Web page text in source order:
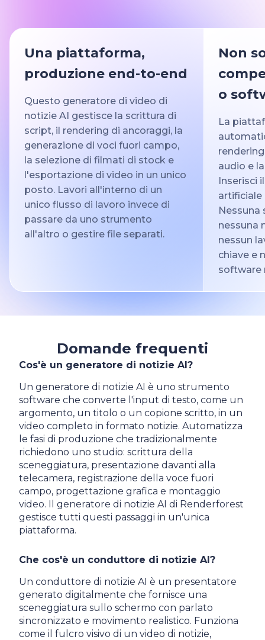
Una piattaforma,
produzione end-to-end
Questo generatore di video di
notizie AI gestisce la scrittura di
script, il rendering di ancoraggi, la
generazione di voci fuori campo,
la selezione di filmati di stock e
l'esportazione di video in un unico
posto. Lavori all'interno di un
unico flusso di lavoro invece di
passare da uno strumento
all'altro o gestire file separati.
Non
o
La
audio e
Inserisci
artificiale
Nessuna
nessuna
nessun
chiave e
software
Domande frequenti
Cos'è un generatore di notizie AI?
Un generatore di notizie AI è uno strumento
software che converte l'input di testo, come un
argomento, un titolo o un copione scritto, in un
video completo in formato notizie. Automatizza
le fasi di produzione che tradizionalmente
richiedono uno studio: scrittura della
sceneggiatura, presentazione davanti alla
telecamera, registrazione della voce fuori
campo, progettazione grafica e montaggio
video. Il generatore di notizie AI di Renderforest
gestisce tutti questi passaggi in un'unica
piattaforma.
Che cos'è un conduttore di notizie AI?
Un conduttore di notizie AI è un presentatore
generato digitalmente che fornisce una
sceneggiatura sullo schermo con parlato
sincronizzato e movimento realistico. Funziona
come il fulcro visivo di un video di notizie,